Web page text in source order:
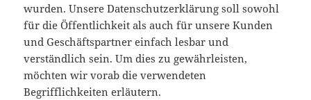
wurden. Unsere Datenschutzerklärung soll sowohl
für die Öffentlichkeit als auch für unsere Kunden
und Geschäftspartner einfach lesbar und
verständlich sein. Um dies zu gewährleisten,
möchten wir vorab die verwendeten
Begrifflichkeiten erläutern.